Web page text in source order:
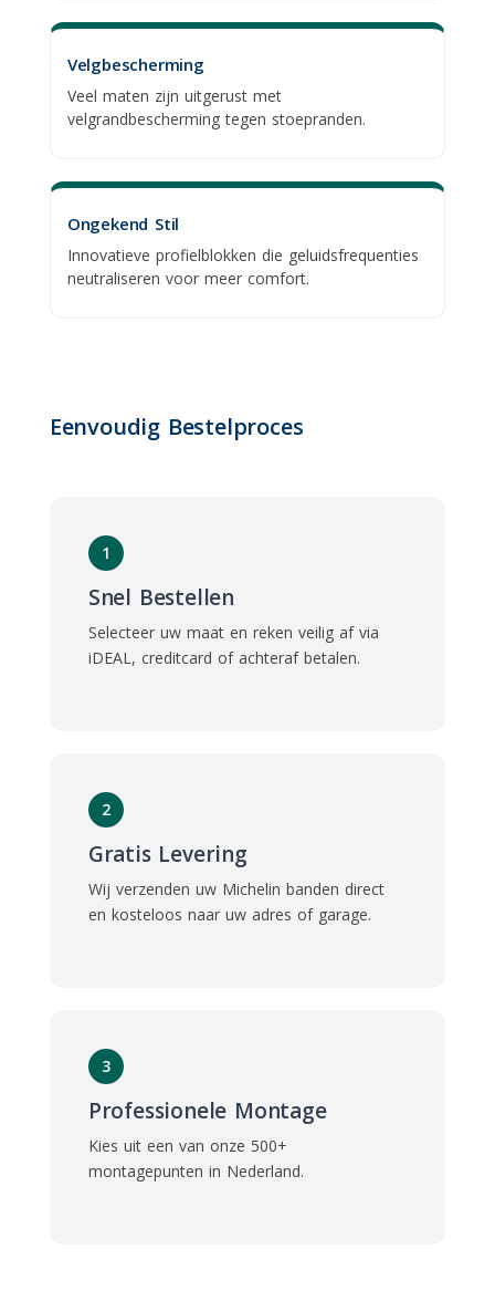
Velgbescherming
Veel maten zijn uitgerust met
velgrandbeschermingtegen stoepranden.
Ongekend Stil
Innovatieve profielblokken die geluidsfrequenties
neutraliseren voor meer comfort.
Eenvoudig Bestelproces
1
Snel Bestellen
Selecteer uw maat en reken veilig af via
iDEAL, creditcard of achteraf betalen.
2
Gratis Levering
Wij verzenden uw Michelin banden direct
en kosteloos naar uw adres of garage.
3
Professionele Montage
Kies uit een van onze 500+
montagepunten in Nederland.